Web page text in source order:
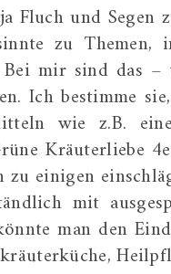
Fluch und
zu Themen,
mir sind das
Ich bestimme
wie z.B.
Kräuterliebe
einigen
mit
man den